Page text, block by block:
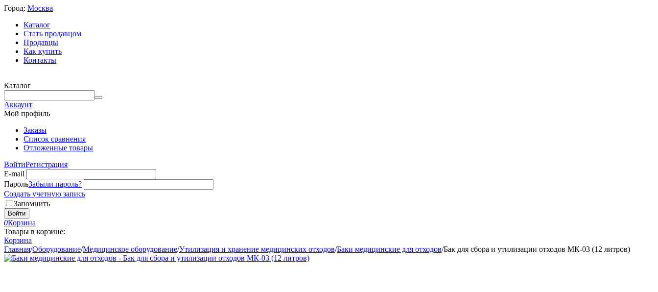
Город: Москва
Каталог
Стать продавцом
Продавцы
Как купить
Контакты
Каталог
Аккаунт
Мой профиль
Заказы
Список сравнения
Отложенные товары
ВойтиРегистрация
E-mail
ПарольЗабыли пароль?
Создать учетную запись
Запомнить
Войти
0Корзина
Товары в корзине:
Корзина
Главная/Оборудование/Медицинское оборудование/Утилизация и хранение медицинских отходов/Баки медицинские для отходов/Бак для сбора и утилизации отходов МК-03 (12 литров)